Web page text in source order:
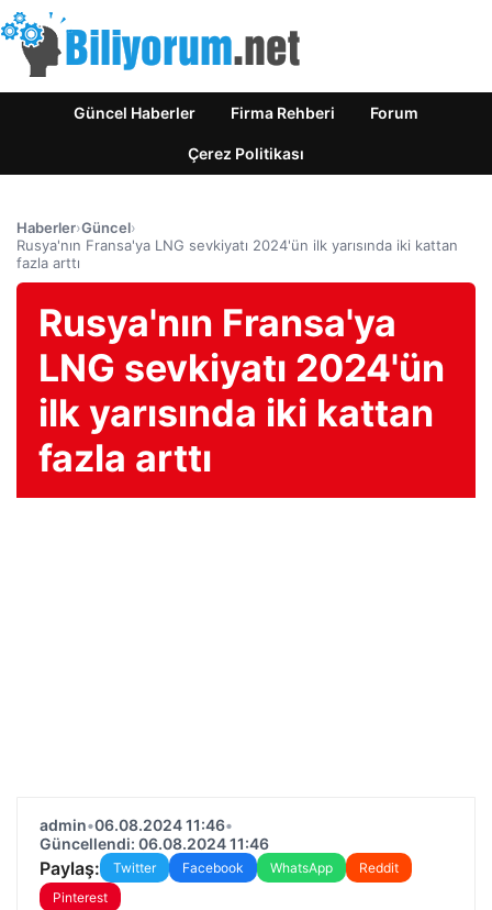
Güncel Haberler Firma Rehberi Forum
Çerez Politikası
Haberler›Güncel›
Rusya'nın Fransa'ya LNG sevkiyatı 2024'ün ilk yarısında iki kattan
fazla arttı
Rusya'nın Fransa'ya
LNG sevkiyatı 2024'ün
ilk yarısında iki kattan
fazla arttı
admin•06.08.2024 11:46•
Güncellendi: 06.08.2024 11:46
Paylaş: Twitter Facebook WhatsApp
Reddit
Pinterest